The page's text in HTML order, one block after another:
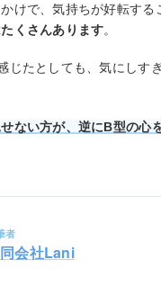
けで、気持ちが好転する
くさんあります。
じたとしても、気にしす
ない方が、逆にB型の心
者
会社Lani